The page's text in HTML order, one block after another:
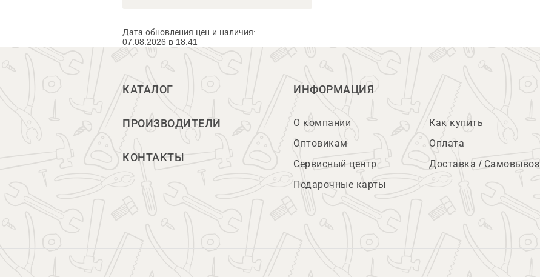
Дата обновления цен и наличия:
07.08.2026 в 18:41
КАТАЛОГ
ПРОИЗВОДИТЕЛИ
КОНТАКТЫ
ИНФОРМАЦИЯ
О компании
Оптовикам
Сервисный центр
Подарочные карты
Как купить
Оплата
Доставка / Самовывоз